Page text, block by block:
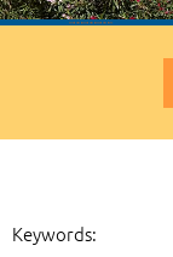
Keywords: